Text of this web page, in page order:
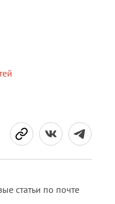
статьи по почте